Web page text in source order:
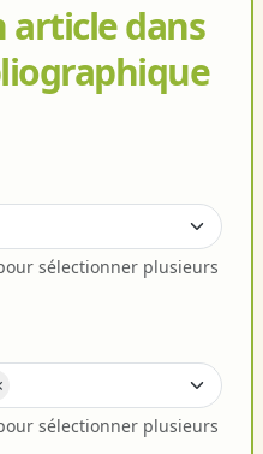
article dans
sélectionner plusieurs
sélectionner plusieurs